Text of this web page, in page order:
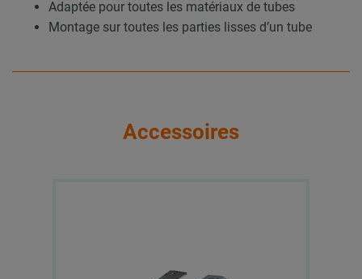
Adaptée pour toutes les matériaux de tubes
Montage sur toutes les parties lisses d’un tube
Accessoires